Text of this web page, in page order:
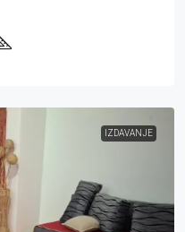
IZDAVANJE